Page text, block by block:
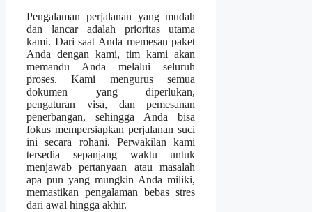
Pengalaman perjalanan yang mudah
dan lancar adalah prioritas utama
kami. Dari saat Anda memesan paket
Anda dengan kami, tim kami akan
memandu Anda melalui seluruh
proses. Kami mengurus semua
dokumen yang diperlukan,
pengaturan visa, dan pemesanan
penerbangan, sehingga Anda bisa
fokus mempersiapkan perjalanan suci
ini secara rohani. Perwakilan kami
tersedia sepanjang waktu untuk
menjawab pertanyaan atau masalah
apa pun yang mungkin Anda miliki,
memastikan pengalaman bebas stres
dari awal hingga akhir.